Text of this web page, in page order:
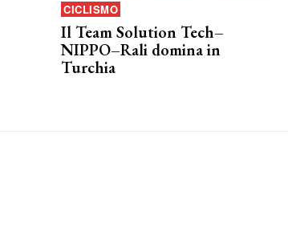
CICLISMO
Il Team Solution Tech–
NIPPO–Rali domina in
Turchia